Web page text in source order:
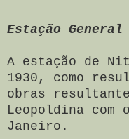
Estação General
A estação de
1930, como
obras
Leopoldina com
Janeiro.